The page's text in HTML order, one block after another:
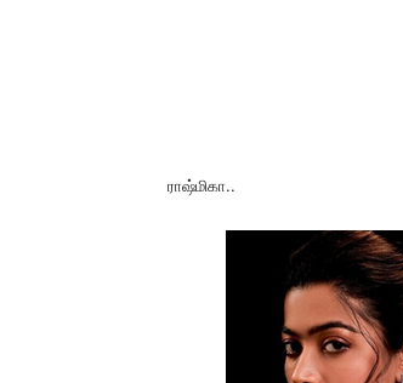
ராஷ்மிகா..